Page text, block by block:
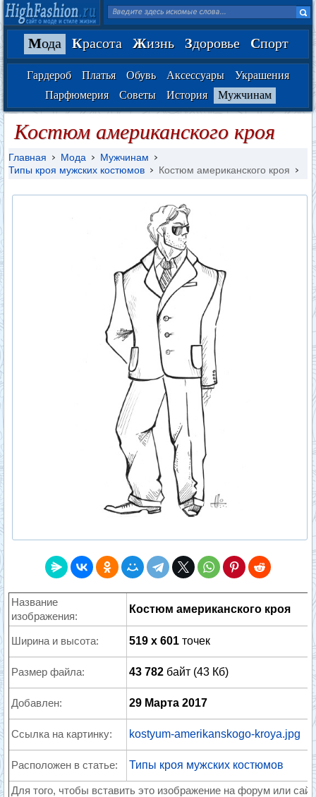
Мода Красота Жизнь Здоровье Спорт
Гардероб Платья Обувь Аксессуары
Украшения
Парфюмерия
Советы История Мужчинам
Костюм американского кроя
Главная Мода
Мужчинам
Типы кроя мужских костюмов
Костюм американского кроя
Название
изображения:
Костюм американского кроя
Ширина и высота: 519 x 601 точек
Размер файла: 43 782 байт (43 Кб)
Добавлен: 29 Марта 2017
Ссылка на картинку: kostyum-amerikanskogo-kroya.jpg
Расположен в статье: Типы кроя мужских костюмов
Для того, чтобы вставить это изображение на форум или